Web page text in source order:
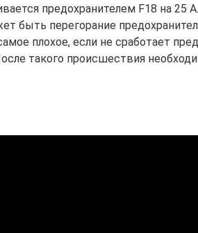
предохранителем F18 на 25
быть перегорание
плохое, если не сработает
такого происшествия